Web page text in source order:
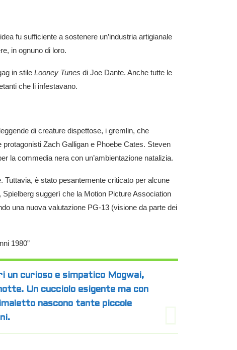
fu sufficiente a sostenere un’industria artigianale
in ognuno di loro.
in stile Looney Tunes di Joe Dante. Anche tutte le
che li infestavano.
di creature dispettose, i gremlin, che
Zach Galligan e Phoebe Cates. Steven
la commedia nera con un’ambientazione natalizia.
Tuttavia, è stato pesantemente criticato per alcune
, Spielberg suggerì che la Motion Picture Association
una nuova valutazione PG-13 (visione da parte dei
1980”
un curioso e simpatico Mogwai,
Un cucciolo esigente ma con
nascono tante piccole